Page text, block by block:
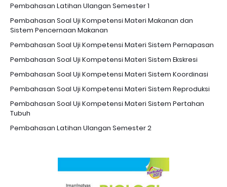
Pembahasan Latihan Ulangan Semester 1
Pembahasan Soal Uji Kompetensi Materi Makanan dan
Sistem Pencernaan Makanan
Pembahasan Soal Uji Kompetensi Materi Sistem Pernapasan
Pembahasan Soal Uji Kompetensi Materi Sistem Ekskresi
Pembahasan Soal Uji Kompetensi Materi Sistem Koordinasi
Pembahasan Soal Uji Kompetensi Materi Sistem Reproduksi
Pembahasan Soal Uji Kompetensi Materi Sistem Pertahan
Tubuh
Pembahasan Latihan Ulangan Semester 2